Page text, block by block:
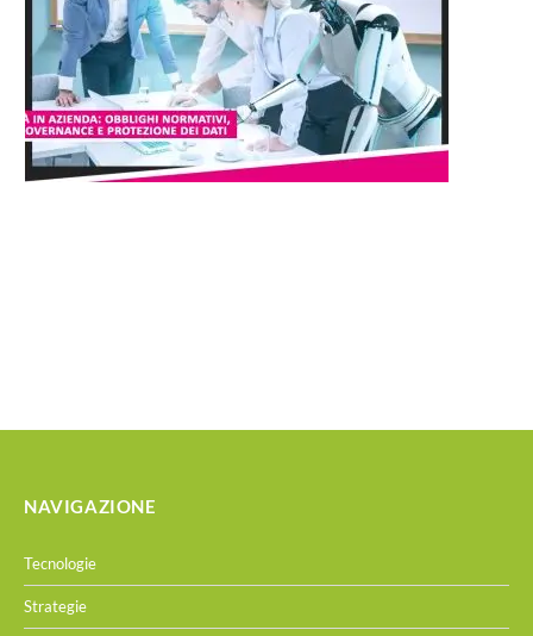
NAVIGAZIONE
Tecnologie
Strategie